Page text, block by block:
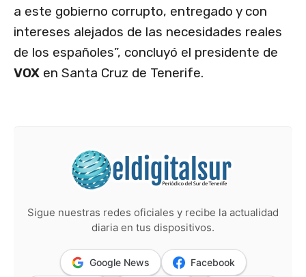
a este gobierno corrupto, entregado y con
intereses alejados de las necesidades reales
de los españoles”, concluyó el presidente de
VOX en Santa Cruz de Tenerife.
Sigue nuestras redes oficiales y recibe la actualidad
diaria en tus dispositivos.
Google News Facebook